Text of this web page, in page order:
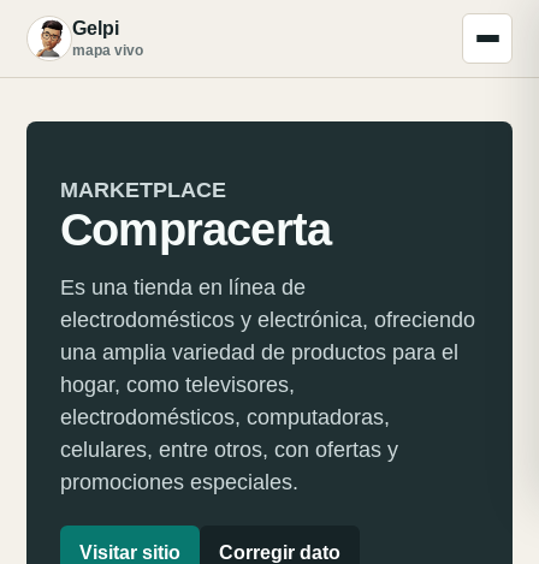
G Gelpi
mapa vivo
MARKETPLACE
Compracerta
Es una tienda en línea de
electrodomésticos y electrónica, ofreciendo
una amplia variedad de productos para el
hogar, como televisores,
electrodomésticos, computadoras,
celulares, entre otros, con ofertas y
promociones especiales.
Visitar sitio Corregir dato